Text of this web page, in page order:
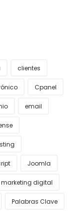
clientes
Cpanel
email
Joomla
marketing digital
Palabras Clave